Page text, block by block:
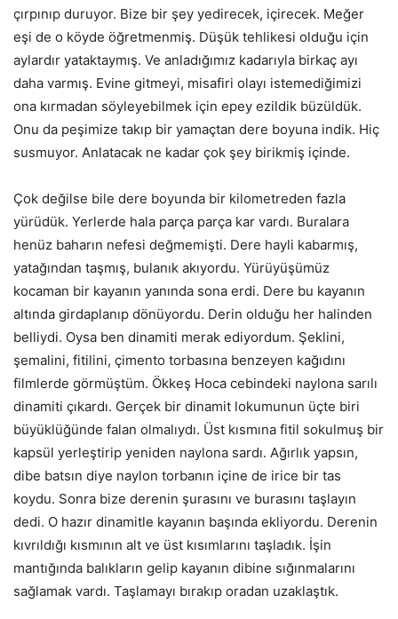
çırpınıp duruyor. Bize bir şey yedirecek, içirecek. Meğer
eşi de o köyde öğretmenmiş. Düşük tehlikesi olduğu için
aylardır yataktaymış. Ve anladığımız kadarıyla birkaç ayı
daha varmış. Evine gitmeyi, misafiri olayı istemediğimizi
ona kırmadan söyleyebilmek için epey ezildik büzüldük.
Onu da peşimize takıp bir yamaçtan dere boyuna indik. Hiç
susmuyor. Anlatacak ne kadar çok şey birikmiş içinde.
Çok değilse bile dere boyunda bir kilometreden fazla
yürüdük. Yerlerde hala parça parça kar vardı. Buralara
henüz baharın nefesi değmemişti. Dere hayli kabarmış,
yatağından taşmış, bulanık akıyordu. Yürüyüşümüz
kocaman bir kayanın yanında sona erdi. Dere bu kayanın
altında girdaplanıp dönüyordu. Derin olduğu her halinden
belliydi. Oysa ben dinamiti merak ediyordum. Şeklini,
şemalini, fitilini, çimento torbasına benzeyen kağıdını
filmlerde görmüştüm. Ökkeş Hoca cebindeki naylona sarılı
dinamiti çıkardı. Gerçek bir dinamit lokumunun üçte biri
büyüklüğünde falan olmalıydı. Üst kısmına fitil sokulmuş bir
kapsül yerleştirip yeniden naylona sardı. Ağırlık yapsın,
dibe batsın diye naylon torbanın içine de irice bir tas
koydu. Sonra bize derenin şurasını ve burasını taşlayın
dedi. O hazır dinamitle kayanın başında ekliyordu. Derenin
kıvrıldığı kısmının alt ve üst kısımlarını taşladık. İşin
mantığında balıkların gelip kayanın dibine sığınmalarını
sağlamak vardı. Taşlamayı bırakıp oradan uzaklaştık.